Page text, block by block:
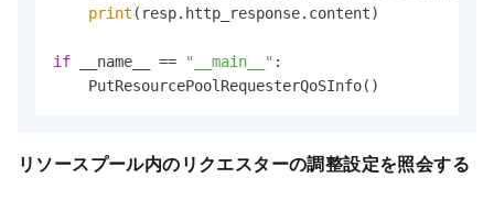
print (resp.http_response.content)
if __name__ == "__main__" :
    PutResourcePoolRequesterQoSInfo()
リソースプール内のリクエスターの調整設定を照会する